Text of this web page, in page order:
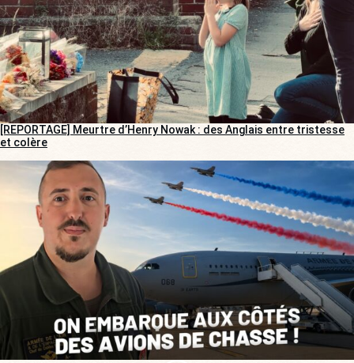
[REPORTAGE] Meurtre d’Henry Nowak : des Anglais entre tristesse
et colère